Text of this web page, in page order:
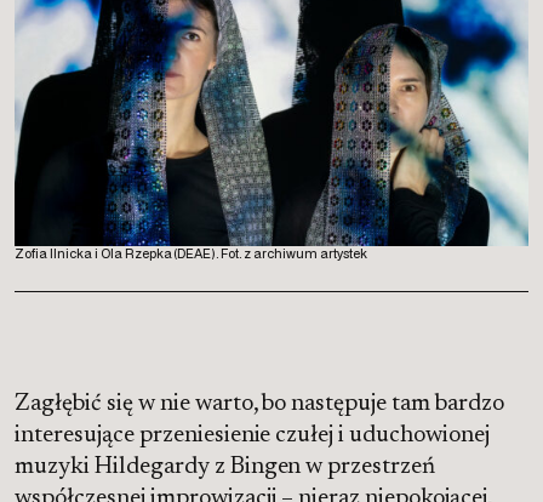
Zofia Ilnicka i Ola Rzepka (DEAE). Fot. z archiwum artystek
Zagłębić się w nie warto, bo następuje tam bardzo
interesujące przeniesienie czułej i uduchowionej
muzyki Hildegardy z Bingen w przestrzeń